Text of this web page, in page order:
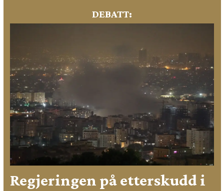
DEBATT:
Regjeringen på etterskudd i